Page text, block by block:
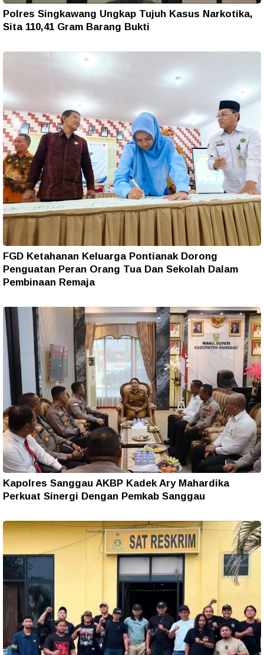
Polres Singkawang Ungkap Tujuh Kasus Narkotika,
Sita 110,41 Gram Barang Bukti
FGD Ketahanan Keluarga Pontianak Dorong
Penguatan Peran Orang Tua Dan Sekolah Dalam
Pembinaan Remaja
Kapolres Sanggau AKBP Kadek Ary Mahardika
Perkuat Sinergi Dengan Pemkab Sanggau